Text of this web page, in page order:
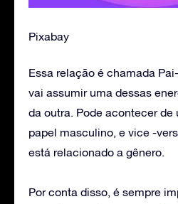
Pixabay
Essa relação é chamada
vai assumir uma dessas
da outra. Pode acontecer de
papel masculino, e vice -
está relacionado a gênero.
Por conta disso, é sempre